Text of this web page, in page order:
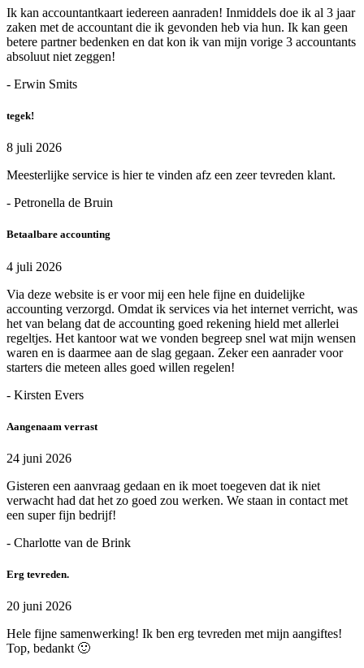
Ik kan accountantkaart iedereen aanraden! Inmiddels doe ik al 3 jaar
zaken met de accountant die ik gevonden heb via hun. Ik kan geen
betere partner bedenken en dat kon ik van mijn vorige 3 accountants
absoluut niet zeggen!
- Erwin Smits
tegek!
8 juli 2026
Meesterlijke service is hier te vinden afz een zeer tevreden klant.
- Petronella de Bruin
Betaalbare accounting
4 juli 2026
Via deze website is er voor mij een hele fijne en duidelijke
accounting verzorgd. Omdat ik services via het internet verricht, was
het van belang dat de accounting goed rekening hield met allerlei
regeltjes. Het kantoor wat we vonden begreep snel wat mijn wensen
waren en is daarmee aan de slag gegaan. Zeker een aanrader voor
starters die meteen alles goed willen regelen!
- Kirsten Evers
Aangenaam verrast
24 juni 2026
Gisteren een aanvraag gedaan en ik moet toegeven dat ik niet
verwacht had dat het zo goed zou werken. We staan in contact met
een super fijn bedrijf!
- Charlotte van de Brink
Erg tevreden.
20 juni 2026
Hele fijne samenwerking! Ik ben erg tevreden met mijn aangiftes!
Top, bedankt 🙂